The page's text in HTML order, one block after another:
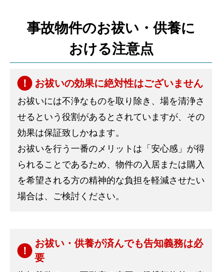
事故物件のお祓い・供養に
おける注意点
お祓いの効果に絶対性はございません
お祓いには不浄なものを取り除き、場を清浄さ
せるという役割があるとされていますが、その
効果は保証致しかねます。
お祓いを行う一番のメリットは「安心感」が得
られることであるため、物件の入居または購入
を希望される方の精神的な負担を軽減させたい
場合は、ご検討ください。
お祓い・供養が済んでも告知義務は必
要